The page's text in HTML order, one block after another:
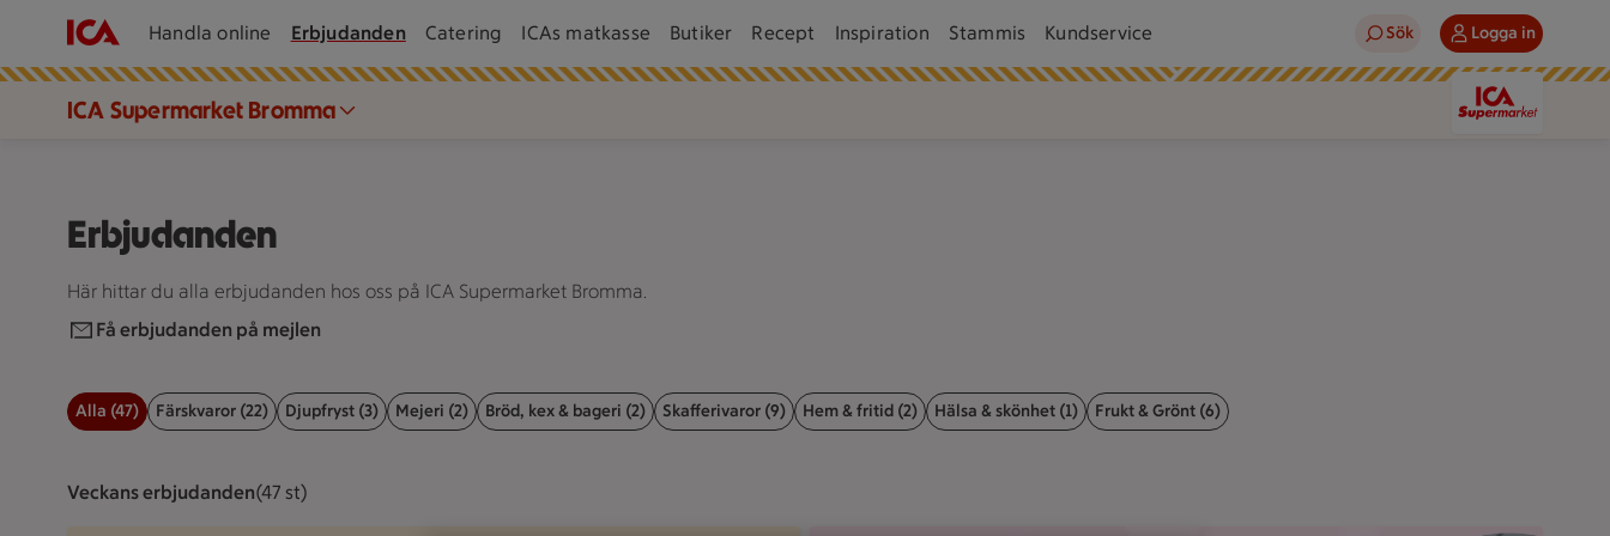
Handla online Erbjudanden Catering ICAs matkasse Butiker Recept Inspiration Stammis Kundservice Sök Logga in
ICA Supermarket Bromma
Erbjudanden
Här hittar du alla erbjudanden hos oss på ICA Supermarket Bromma.
Få erbjudanden på mejlen
Filter för erbjudanden
Alla (47) Färskvaror (22) Djupfryst (3) Mejeri (2) Bröd, kex & bageri (2) Skafferivaror (9) Hem & fritid (2) Hälsa & skönhet (1) Frukt & Grönt (6)
Veckans erbjudandenVisar 47 st stycken
(47 st)